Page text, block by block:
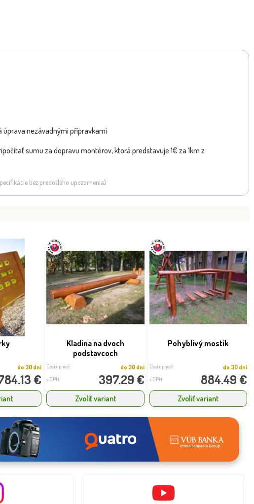
úprava nezávadnými přípravkami
sumu za dopravu montérov, ktorá predstavuje 1€ za 1km z
bez predošlého upozornenia)
do 30 dní
€
Kladina na dvoch
podstavcoch
Dostupnosť: do 30 dní
s DPH 397.29 €
Zvoliť variant
Pohyblivý mostík
Dostupnosť: do 30 dní
s DPH 884.49 €
Zvoliť variant